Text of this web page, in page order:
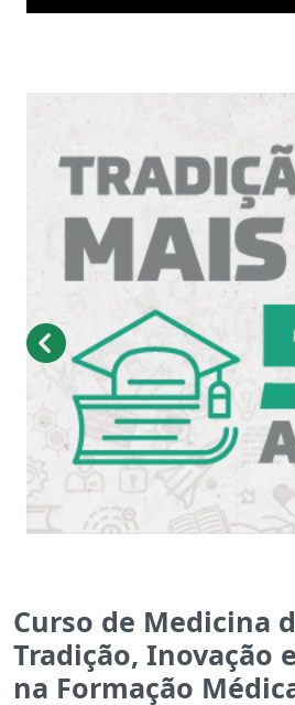
Curso de Medicina
Tradição, Inovação
na Formação